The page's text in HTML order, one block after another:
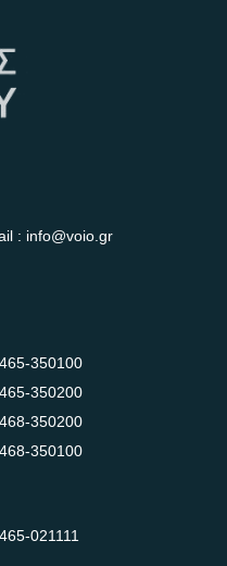
: info@voio.gr
350100
350200
350200
350100
021111